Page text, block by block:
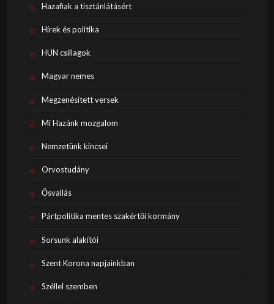
Hazafiak a tisztánlátásért
Hírek és politika
HUN csillagok
Magyar nemes
Megzenésített versek
Mi Hazánk mozgalom
Nemzetünk kincsei
Orvostudány
Ősvallás
Pártpolitika mentes szakértői kormány
Sorsunk alakítói
Szent Korona napjainkban
Széllel szemben